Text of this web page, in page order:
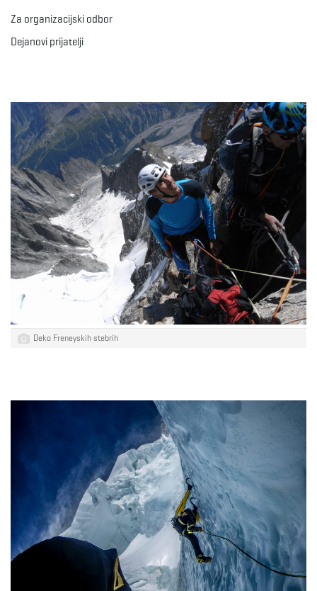
Za organizacijski odbor
Dejanovi prijatelji
Deko Freneyskih stebrih